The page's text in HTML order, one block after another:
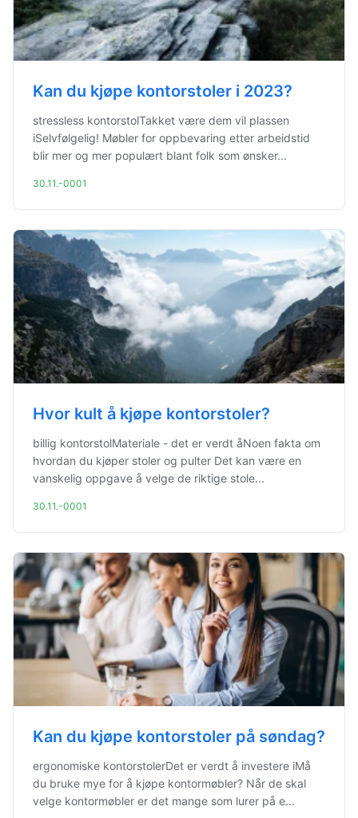
Kan du kjøpe kontorstoler i 2023?
stressless kontorstolTakket være dem vil plassen
iSelvfølgelig! Møbler for oppbevaring etter arbeidstid
blir mer og mer populært blant folk som ønsker...
30.11.-0001
Hvor kult å kjøpe kontorstoler?
billig kontorstolMateriale - det er verdt åNoen fakta om
hvordan du kjøper stoler og pulter Det kan være en
vanskelig oppgave å velge de riktige stole...
30.11.-0001
Kan du kjøpe kontorstoler på søndag?
ergonomiske kontorstolerDet er verdt å investere iMå
du bruke mye for å kjøpe kontormøbler? Når de skal
velge kontormøbler er det mange som lurer på e...